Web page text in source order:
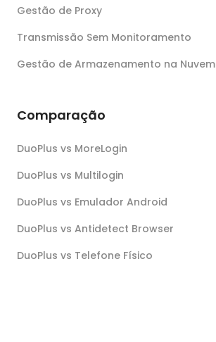
Gestão de Proxy
Transmissão Sem Monitoramento
Gestão de Armazenamento na Nuvem
Comparação
DuoPlus vs MoreLogin
DuoPlus vs Multilogin
DuoPlus vs Emulador Android
DuoPlus vs Antidetect Browser
DuoPlus vs Telefone Físico